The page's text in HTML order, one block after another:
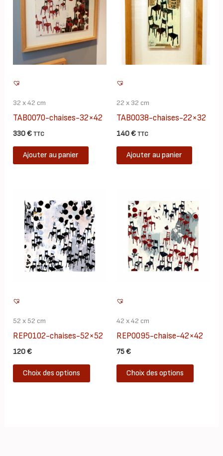
32 x 42 cm
TAB0070-chaises-32×42
330€ TTC
Ajouter au panier
22 x 32 cm
TAB0038-chaises-22×32
140€ TTC
Ajouter au panier
52 x 52 cm
REP0102-chaises-52×52
120€
Choix des options
Ce
produit
42 x 42 cm
REP0095-chaise-42×42
75€
Choix des options
Ce
produit